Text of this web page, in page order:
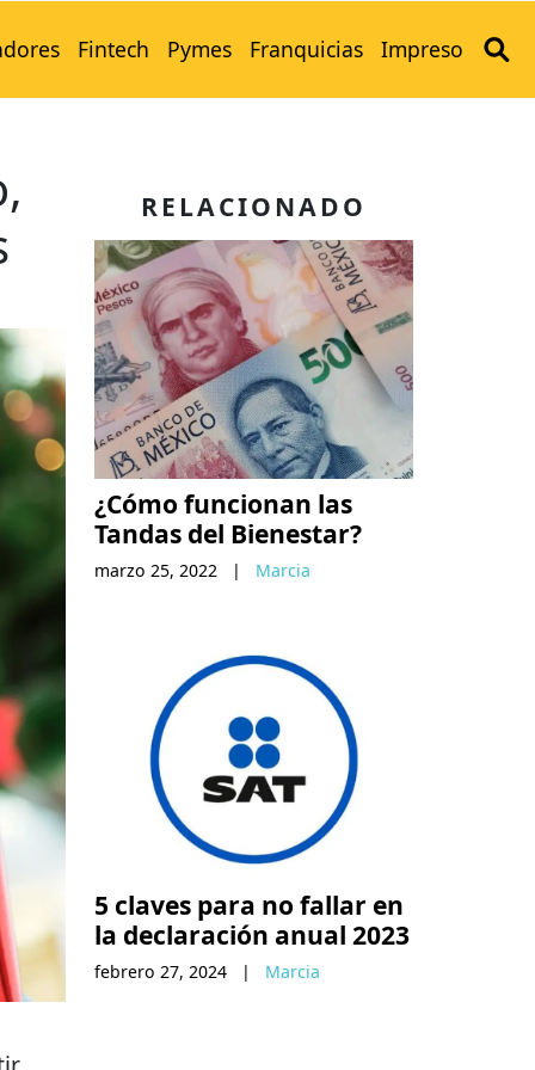
Fintech Pymes Franquicias Impreso
RELACIONADO
¿Cómo funcionan las
Tandas del Bienestar?
marzo 25, 2022 | Marcia
5 claves para no fallar en
la declaración anual 2023
febrero 27, 2024 | Marcia